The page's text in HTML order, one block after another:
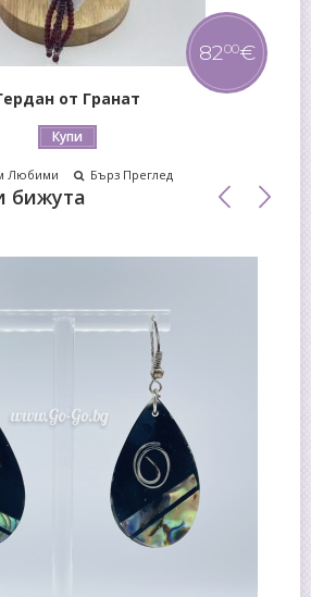
от Гранат
8200€
Купи
Любими Бърз Преглед
бижута